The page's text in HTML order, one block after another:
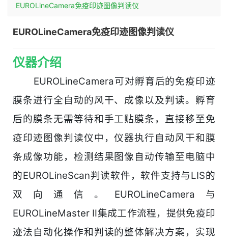
EUROLineCamera免疫印迹图像判读仪
EUROLineCamera免疫印迹图像判读仪
仪器介绍
EUROLineCamera可对孵育后的免疫印迹
膜条进行全自动的风干、成像以及判读。孵育
后的膜条无需等待和手工贴膜条，直接移至免
疫印迹图像判读仪中，仪器执行自动风干和膜
条成像功能，检测结果图像自动传输至电脑中
的EUROLineScan判读软件，软件支持与LIS的
双向通信。EUROLineCamera与
EUROLineMaster Ⅱ集成工作流程，提供免疫印
迹法自动化操作和判读的整体解决方案，实现